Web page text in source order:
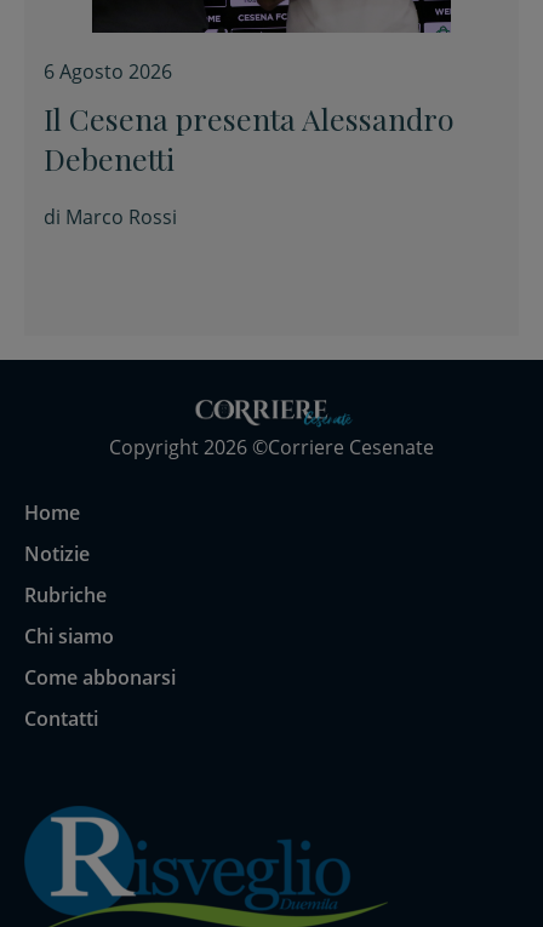
6 Agosto 2026
Il Cesena presenta Alessandro
Debenetti
di Marco Rossi
Copyright 2026 ©Corriere Cesenate
Home
Notizie
Rubriche
Chi siamo
Come abbonarsi
Contatti